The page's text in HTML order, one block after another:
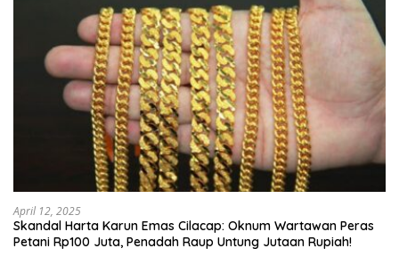
April 12, 2025
Skandal Harta Karun Emas Cilacap: Oknum Wartawan Peras
Petani Rp100 Juta, Penadah Raup Untung Jutaan Rupiah!